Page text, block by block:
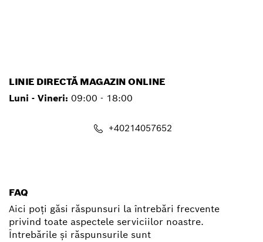
LINIE DIRECTĂ MAGAZIN ONLINE
Luni - Vineri: 09:00 - 18:00
+40214057652
FAQ
Aici poți găsi răspunsuri la întrebări frecvente
privind toate aspectele serviciilor noastre.
Întrebările și răspunsurile sunt